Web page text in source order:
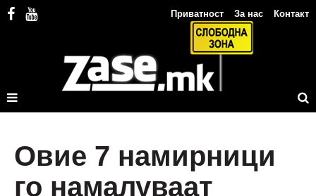
Приватност За нас Контакт
Овие 7 намирници
го намалуваат